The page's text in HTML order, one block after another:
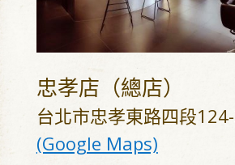
忠孝店（總店）
台北市忠孝東路四段
(Google Maps)